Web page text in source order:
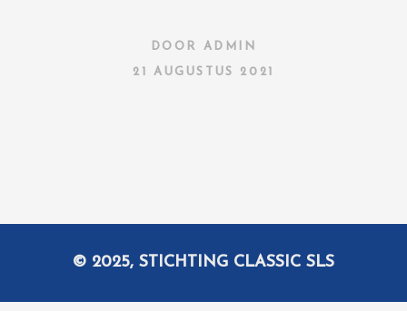
DOOR ADMIN
21 AUGUSTUS 2021
© 2025, STICHTING CLASSIC SLS